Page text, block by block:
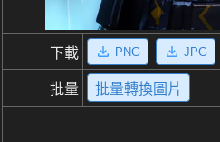
下載 PNG JPG
批量 批量轉換圖片